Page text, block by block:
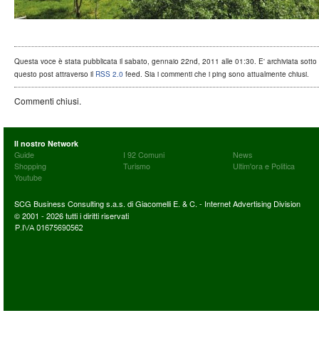
Questa voce è stata pubblicata il sabato, gennaio 22nd, 2011 alle 01:30. E' archiviata
questo post attraverso il RSS 2.0 feed. Sia i commenti che i ping sono attualmente chiusi.
Commenti chiusi.
Il nostro Network
Guide
I 92 Comuni
News
Shopping
Turismo
Ultim'ora e Politica
Youtube
SCG Business Consulting s.a.s. di Giacomelli E. & C. - Internet Advertising Division
© 2001 - 2026 tutti i diritti riservati